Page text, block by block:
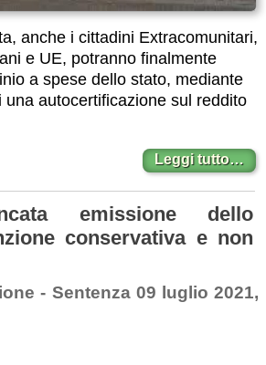
anche i cittadini Extracomunitari,
e UE, potranno finalmente
a spese dello stato, mediante
una autocertificazione sul reddito
Leggi tutto…
emissione dello
conservativa e non
- Sentenza 09 luglio 2021,